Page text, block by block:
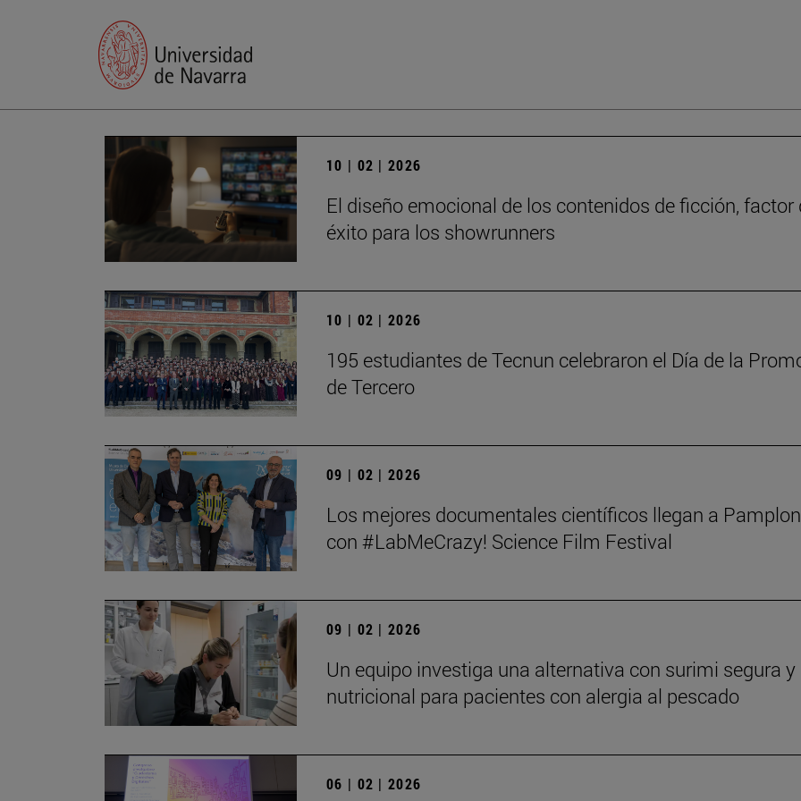
10 | 02 | 2026
El diseño emocional de los contenidos de ficción, factor
éxito para los showrunners
10 | 02 | 2026
195 estudiantes de Tecnun celebraron el Día de la
de Tercero
09 | 02 | 2026
Los mejores documentales científicos llegan a
con #LabMeCrazy! Science Film Festival
09 | 02 | 2026
Un equipo investiga una alternativa con surimi segura y
nutricional para pacientes con alergia al pescado
06 | 02 | 2026